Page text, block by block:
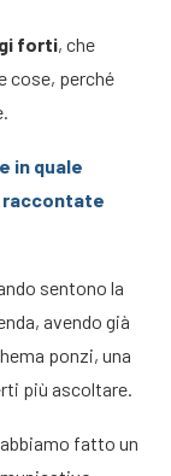
forti, che
cose, perché
in quale
raccontate
sentono la
avendo già
ponzi, una
più ascoltare.
fatto un